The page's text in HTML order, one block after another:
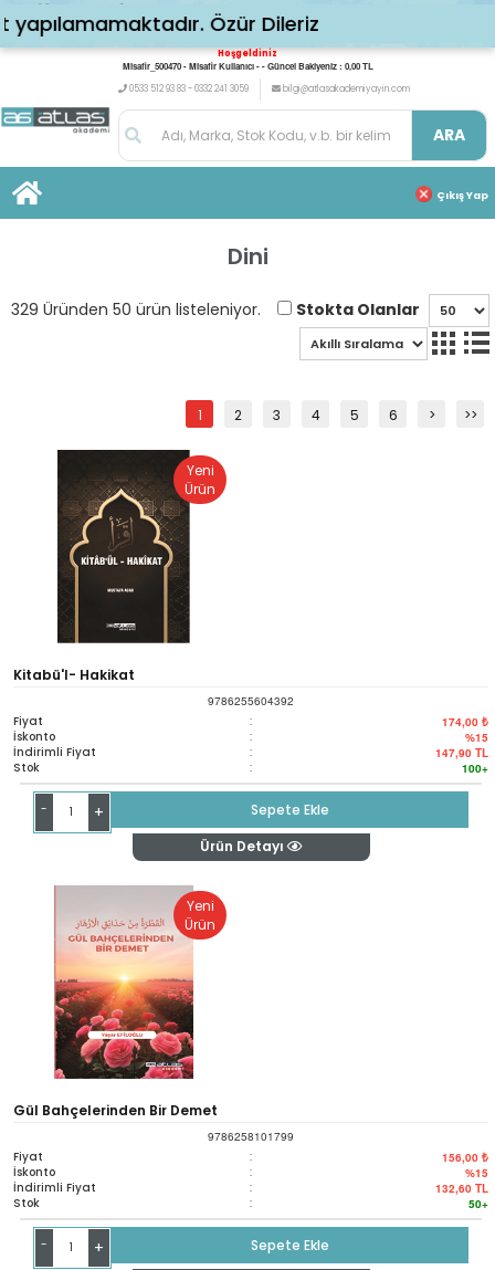
Özür Dileriz
Hoşgeldiniz
Misafir_500470 - Misafir Kullanıcı - - Güncel Bakiyeniz : 0,00 TL
0533 512 93 83 - 0332 241 3059
bilgi@atlasakademiyayin.com
ARA
Çıkış Yap
Dini
329 Üründen 50 ürün listeleniyor. Stokta Olanlar
1 2 3 4 5 6 > >>
Yeni
Ürün
Kitabü'l- Hakikat
9786255604392
Fiyat : 174,00 ₺
İskonto : %15
İndirimli Fiyat : 147,90 TL
Stok : 100+
- +
Sepete Ekle
Ürün Detayı
Yeni
Ürün
Gül Bahçelerinden Bir Demet
9786258101799
Fiyat : 156,00 ₺
İskonto : %15
İndirimli Fiyat : 132,60 TL
Stok : 50+
- +
Sepete Ekle